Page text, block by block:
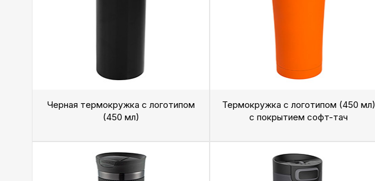
Черная термокружка с логотипом
(450 мл)
Термокружка с логотипом (450 мл)
с покрытием софт-тач